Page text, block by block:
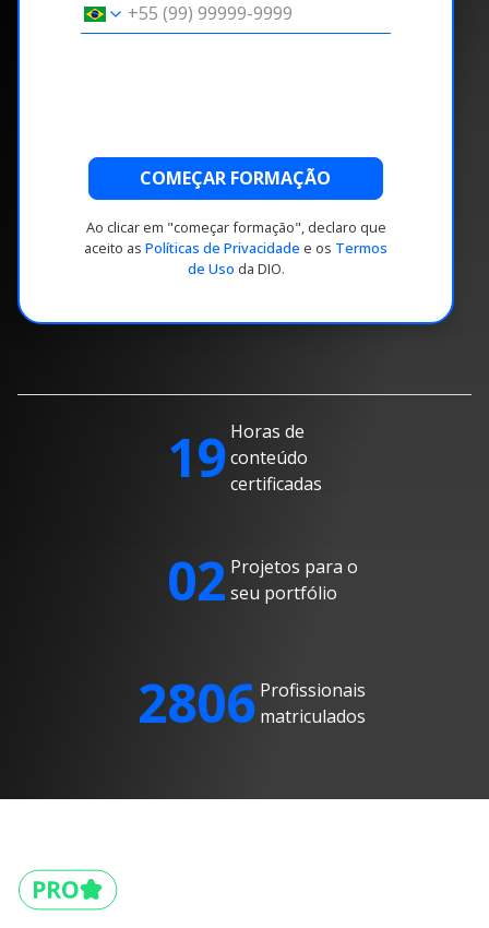
COMEÇAR FORMAÇÃO
Ao clicar em "começar formação", declaro que
aceito as Políticas de Privacidade e os Termos
de Uso da DIO.
19 Horas de
conteúdo
certificadas
02 Projetos para o
seu portfólio
2806 Profissionais
matriculados